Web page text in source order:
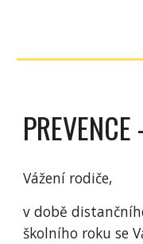
Vážení rodiče,
v době
školního roku se